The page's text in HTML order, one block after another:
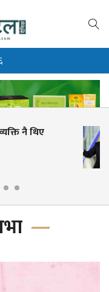
इन्फान्टिनोले मागे माफी,